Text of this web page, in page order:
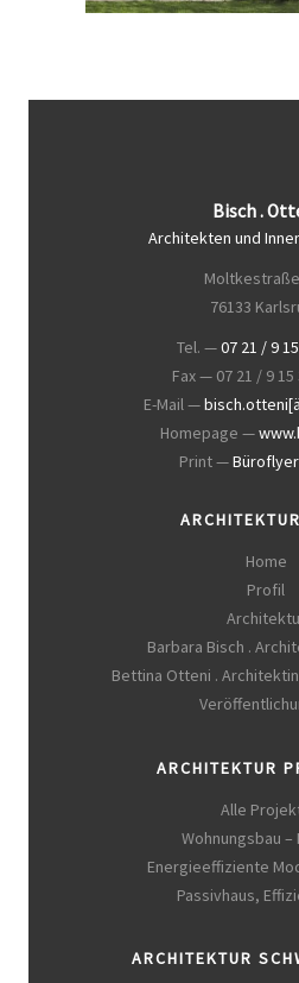
Bisch .
Architekten und
76133
Tel. —07 21 / 9
Fax — 07 21 / 9 15
E-Mail —
Homepage —
Print —Büroflyer
Home
Profil
Barbara Bisch .
Bettina Otteni .
ARCHITEKTUR
Alle
Wohnungsbau –
Energieeffiziente
Passivhaus,
ARCHITEKTUR